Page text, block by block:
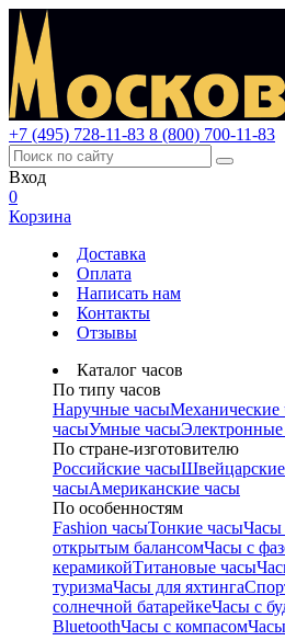
+7 (495) 728-11-83 8 (800) 700-11-83
Вход
0
Корзина
Доставка
Оплата
Написать нам
Контакты
Отзывы
Каталог часов
По типу часов
Наручные часыМеханические
часыУмные часы
По стране-изготовителю
Российские часы
часыАмериканские часы
По особенностям
Fashion часыТонкие часыЧасы
открытым балансомЧасы с
керамикойТитановые часы
туризмаЧасы для яхтинга
солнечной батарейкеЧасы с
BluetoothЧасы с компасом